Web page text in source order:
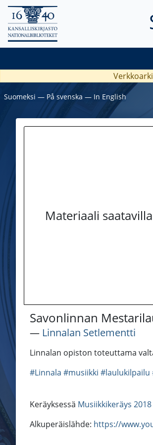
Suomeksi ― På svenska ― In English
Materiaali
Savonlinnan
― Linnalan Setlementti
Linnalan opiston toteuttama
#Linnala #musiikki #laulukilpailu
Keräyksessä Musiikkikeräys 2018
Alkuperäislähde: https://